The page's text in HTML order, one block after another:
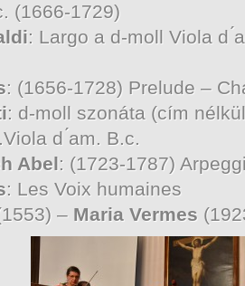
(1666-1729)
: Largo a d-moll Viola d
: (1656-1728) Prelude –
: d-moll szonáta (cím
d ́am. B.c.
Abel: (1723-1787)
: Les Voix humaines
– Maria Vermes